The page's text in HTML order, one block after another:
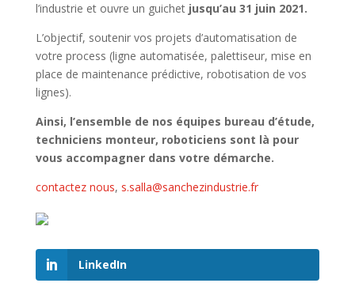
l’industrie et ouvre un guichetjusqu’au 31 juin 2021.
L’objectif, soutenir vos projets d’automatisation de
votre process (ligne automatisée, palettiseur, mise en
place de maintenance prédictive, robotisation de vos
lignes).
Ainsi, l’ensemble de nos équipes bureau d’étude,
techniciens monteur, roboticiens sont là pour
vous accompagner dans votre démarche.
contactez nous, s.salla@sanchezindustrie.fr
LinkedIn